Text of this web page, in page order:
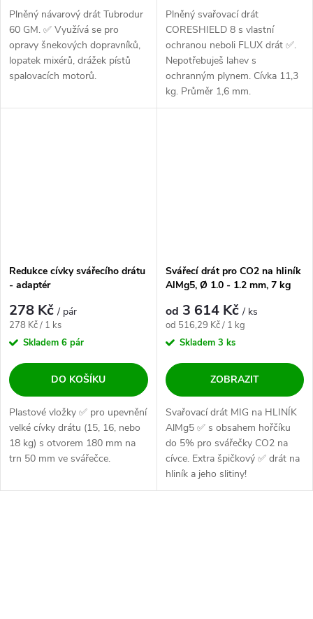
Plněný návarový drát Tubrodur
60 GM. ✅ Využívá se pro
opravy šnekových dopravníků,
lopatek mixérů, drážek pístů
spalovacích motorů.
Plněný svařovací drát
CORESHIELD 8 s vlastní
ochranou neboli FLUX drát ✅.
Nepotřebuješ lahev s
ochranným plynem. Cívka 11,3
kg. Průměr 1,6 mm.
Redukce cívky svářecího drátu
- adaptér
278 Kč/ pár
Měrná cena:
278 Kč / 1 ks
Skladem 6 pár
DO KOŠÍKU
Plastové vložky ✅ pro upevnění
velké cívky drátu (15, 16, nebo
18 kg) s otvorem 180 mm na
trn 50 mm ve svářečce.
Svářecí drát pro CO2 na hliník
AlMg5, Ø 1.0 - 1.2 mm, 7 kg
od 3 614 Kč/ ks
Měrná cena:
od 516,29 Kč / 1 kg
Skladem 3 ks
ZOBRAZIT
Svařovací drát MIG na HLINÍK
AlMg5 ✅ s obsahem hořčíku
do 5% pro svářečky CO2 na
cívce. Extra špičkový ✅ drát na
hliník a jeho slitiny!